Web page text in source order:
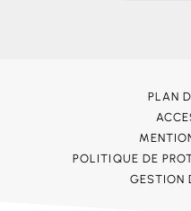
PLAN
POLITIQUE DE
GESTION